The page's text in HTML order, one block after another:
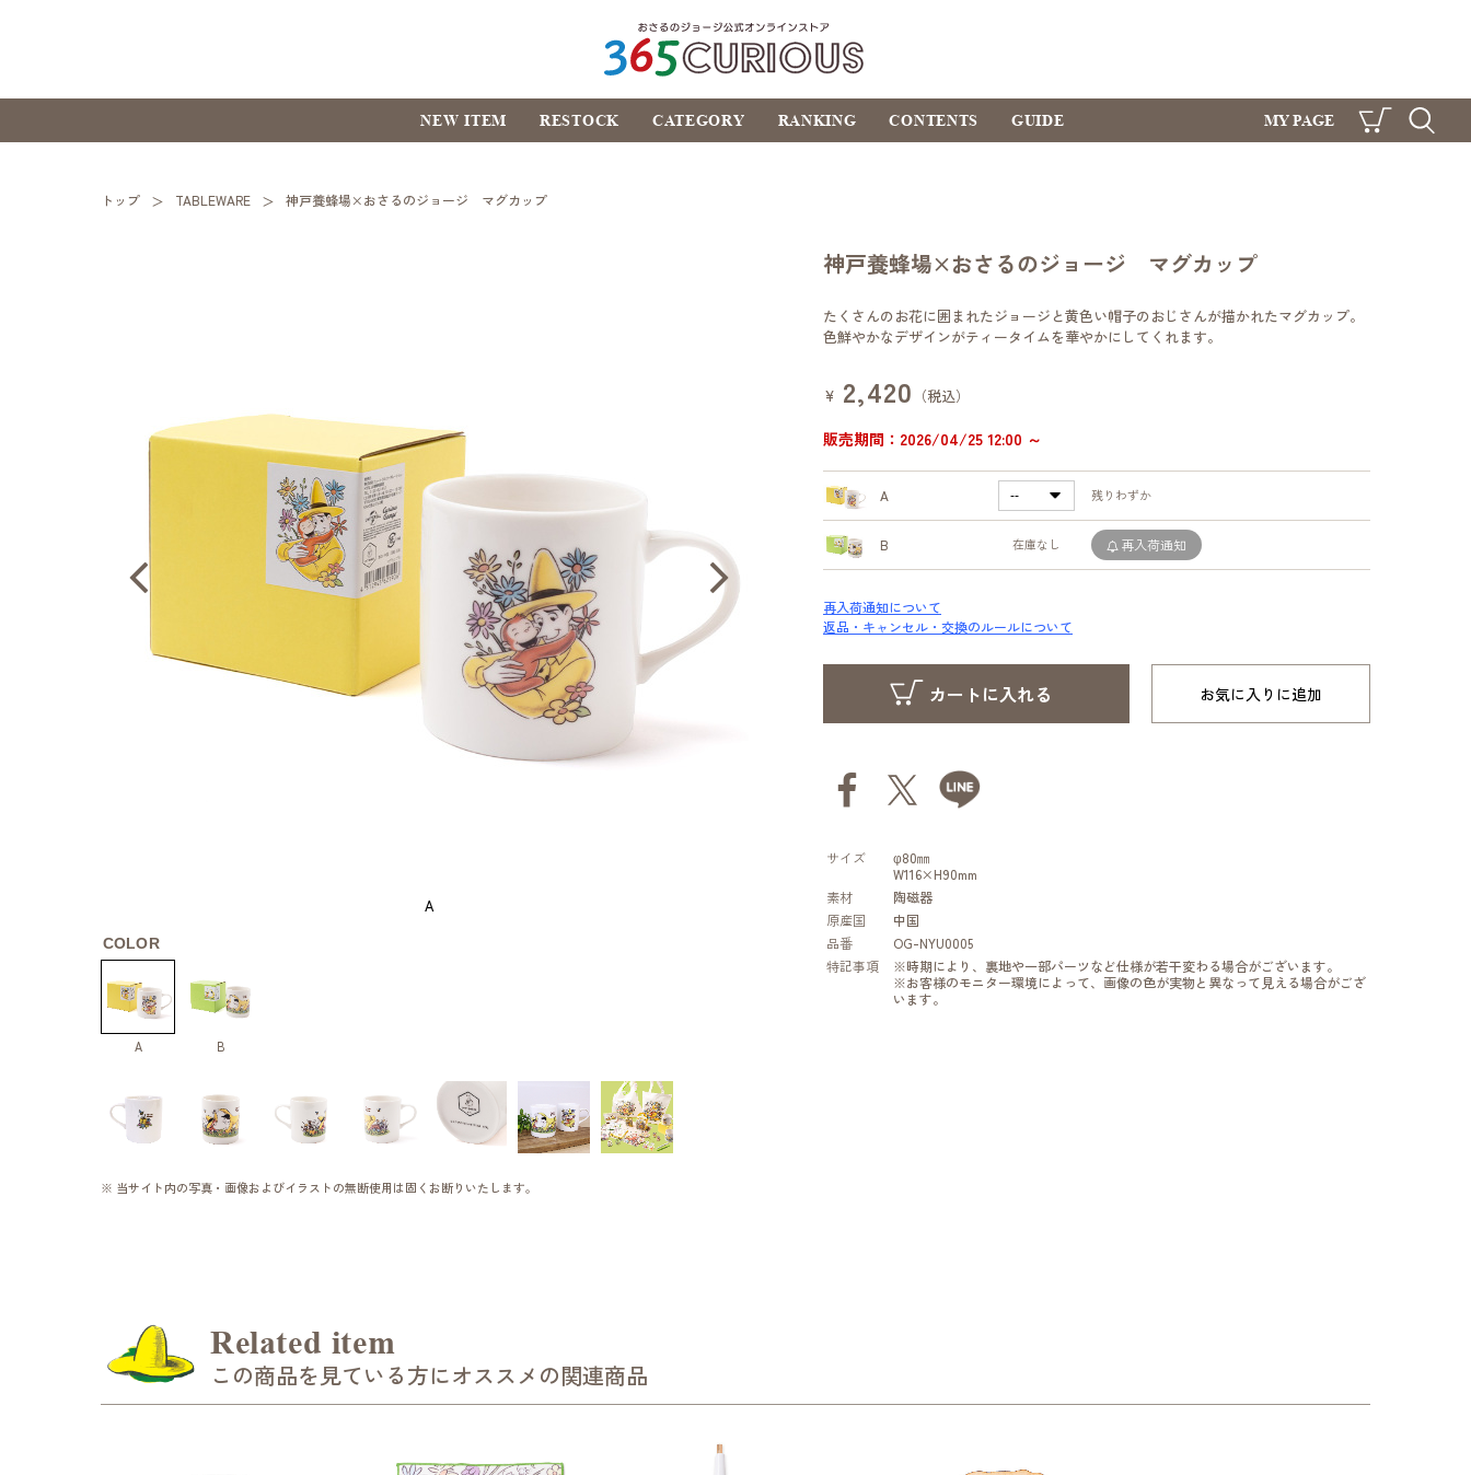
おさるのジョージ公式オ
ンラインストア
NEW ITEM RESTOCK CATEGORY RANKING CONTENTS GUIDE
MY PAGE
CART SEARCH
トップ TABLEWARE 神戸養蜂場×おさるのジョージ マグカップ
A
COLOR
A B
※ 当サイト内の写真・画像およびイラストの無断使用は固くお断りいたします。
神戸養蜂場×おさるのジョージ マグカップ
たくさんのお花に囲まれたジョージと黄色い帽子のおじさんが描かれたマグカップ。
色鮮やかなデザインがティータイムを華やかにしてくれます。
¥ 2,420 （税込）
販売期間：2026/04/25 12:00 ～
A 残りわずか
B 在庫なし 再入荷通知
再入荷通知について
返品・キャンセル・交換のルールについて
お気に入りに追加
サイズ
φ80㎜
W116×H90mm
素材
陶磁器
原産国
中国
品番
OG-NYU0005
特記事項
※時期により、裏地や一部パーツなど仕様が若干変わる場合がございます。
※お客様のモニター環境によって、画像の色が実物と異なって見える場合がござ
います。
Related item
この商品を見ている方にオススメの関連商品